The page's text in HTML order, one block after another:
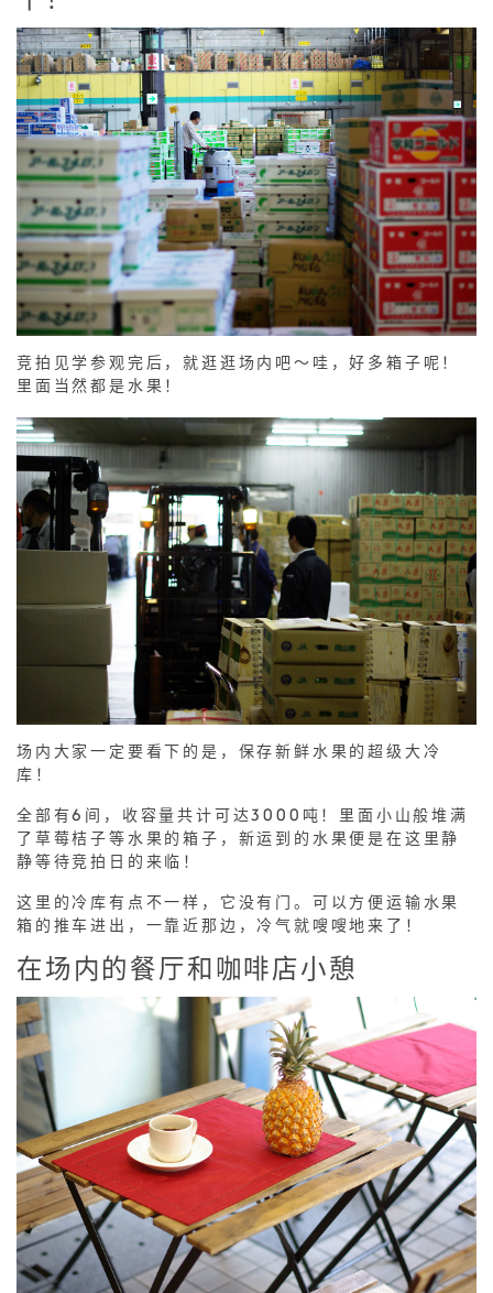
竞拍见学参观完后，就逛逛场内吧～哇，好多箱子呢！
里面当然都是水果！
场内大家一定要看下的是，保存新鲜水果的超级大冷
库！
全部有6间，收容量共计可达3000吨！里面小山般堆满
了草莓桔子等水果的箱子，新运到的水果便是在这里静
静等待竞拍日的来临！
这里的冷库有点不一样，它没有门。可以方便运输水果
箱的推车进出，一靠近那边，冷气就嗖嗖地来了！
在场内的餐厅和咖啡店小憩